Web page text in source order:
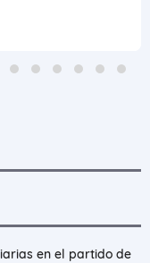
en el partido de